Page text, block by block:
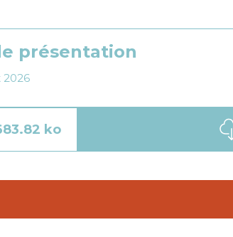
présentation
2026
ko